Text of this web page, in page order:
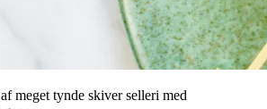
meget tynde skiver selleri med